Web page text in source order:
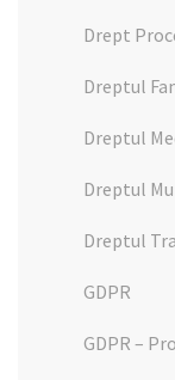
Drept
Dreptul
Dreptul
Dreptul
Dreptul
GDPR
GDPR –